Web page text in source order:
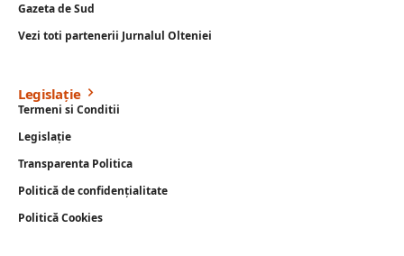
Gazeta de Sud
Vezi toti partenerii Jurnalul Olteniei
Legislație
Termeni si Conditii
Legislație
Transparenta Politica
Politică de confidențialitate
Politică Cookies